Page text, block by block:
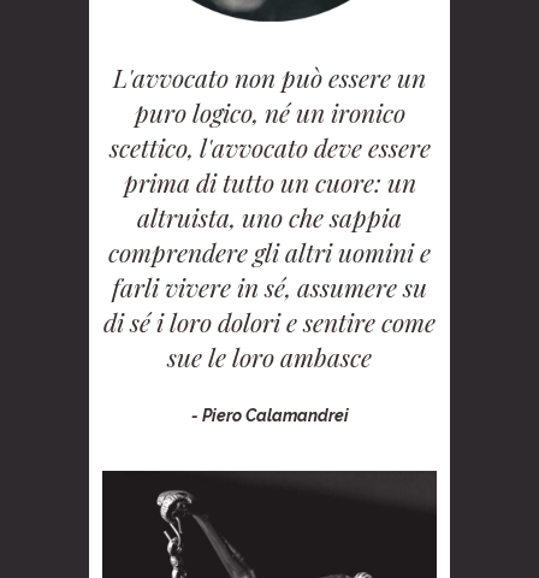
L'avvocato non può essere un
puro logico, né un ironico
scettico, l'avvocato deve essere
prima di tutto un cuore: un
altruista, uno che sappia
comprendere gli altri uomini e
farli vivere in sé, assumere su
di sé i loro dolori e sentire come
sue le loro ambasce
- Piero Calamandrei